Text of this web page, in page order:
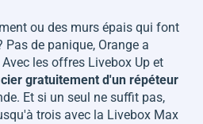
ou des murs épais qui font
de panique, Orange a
les offres Livebox Up et
gratuitement d'un répéteur
Et si un seul ne suffit pas,
trois avec la Livebox Max